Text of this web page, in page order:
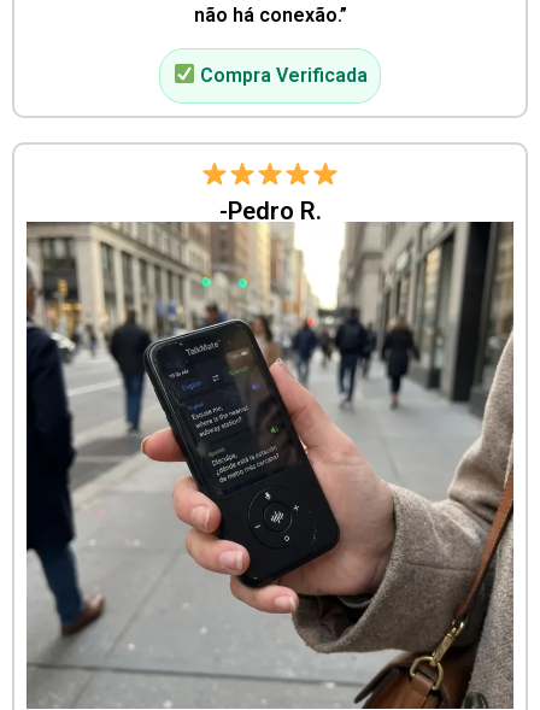
não há conexão.”
Compra Verificada
-Pedro R.